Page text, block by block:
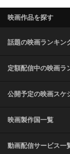
く、このドラマの
こう考えてくると
守ってやる事。
伝えようとするので
映画作品を探す
話題の映画ランキン
定額配信中の映画ラ
公開予定の映画スケ
映画製作国一覧
動画配信サービス一